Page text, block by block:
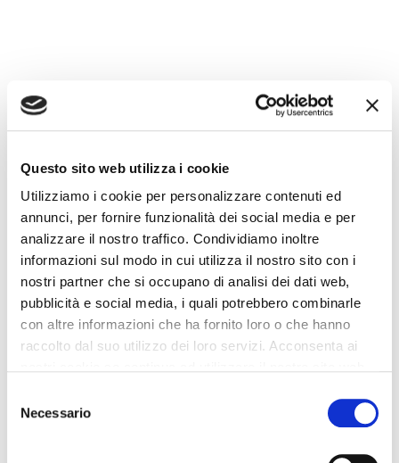
Questo sito web utilizza i cookie
Utilizziamo i cookie per personalizzare contenuti ed
annunci, per fornire funzionalità dei social media e per
analizzare il nostro traffico. Condividiamo inoltre
informazioni sul modo in cui utilizza il nostro sito con i
nostri partner che si occupano di analisi dei dati web,
pubblicità e social media, i quali potrebbero combinarle
con altre informazioni che ha fornito loro o che hanno
raccolto dal suo utilizzo dei loro servizi. Acconsenta ai
delNecessario